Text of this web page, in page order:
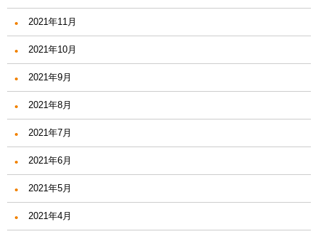
2021年11月
2021年10月
2021年9月
2021年8月
2021年7月
2021年6月
2021年5月
2021年4月